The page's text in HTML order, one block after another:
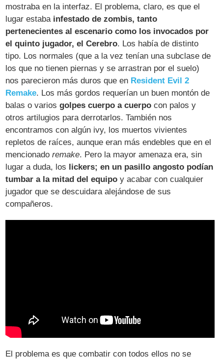
mostraba en la interfaz. El problema, claro, es que el
lugar estaba infestado de zombis, tanto
pertenecientes al escenario como los invocados por
el quinto jugador, el Cerebro. Los había de distinto
tipo. Los normales (que a la vez tenían una subclase de
los que no tienen piernas y se arrastran por el suelo)
nos parecieron más duros que en Resident Evil 2
Remake. Los más gordos requerían un buen montón de
balas o variosgolpes cuerpo a cuerpo con palos y
otros artilugios para derrotarlos. También nos
encontramos con algún ivy, los muertos vivientes
repletos de raíces, aunque eran más endebles que en el
mencionadoremake. Pero la mayor amenaza era, sin
lugar a duda, los lickers; en un pasillo angosto podían
tumbar a la mitad del equipo y acabar con cualquier
jugador que se descuidara alejándose de sus
compañeros.
El problema es que combatir con todos ellos no se